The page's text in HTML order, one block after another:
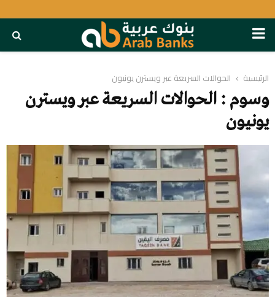
PRIMARY
MENU
الرئيسية الحوالات السريعة عبر ويسترن يونيون
وسوم : الحوالات السريعة عبر ويسترن
يونيون